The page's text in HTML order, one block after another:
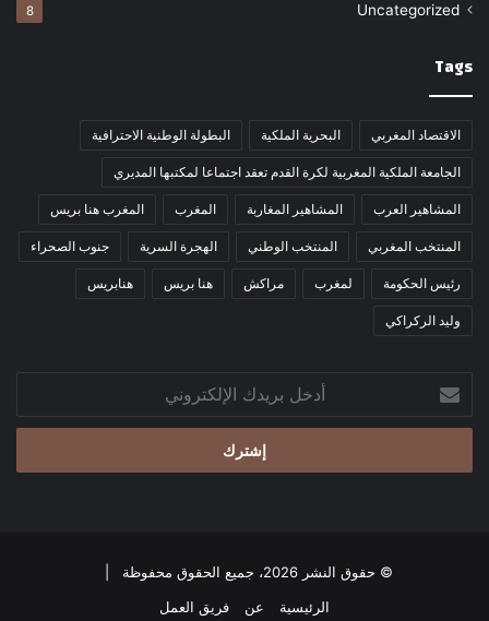
Uncategorized
8
Tags
الاقتصاد المغربي البحرية الملكية البطولة الوطنية الاحترافية
الجامعة الملكية المغربية لكرة القدم تعقد اجتماعا لمكتبها المديري
المشاهير العرب المشاهير المغاربة المغرب المغرب هنا بريس
المنتخب المغربي المنتخب الوطني الهجرة السرية جنوب الصحراء
رئيس الحكومة لمغرب مراكش هنا بريس هنابريس
وليد الركراكي
أدخل
بريدك
الإلكتروني
© حقوق النشر 2026، جميع الحقوق محفوظة |
الرئيسية
عن فريق العمل